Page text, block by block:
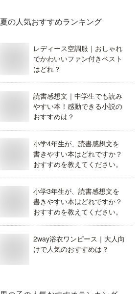
夏の人気おすすめランキング
レディース空調服｜おしゃれ
でかわいいファン付きベスト
はどれ？
読書感想文｜中学生でも読み
やすい本！感動できる小説の
おすすめは？
小学4年生が、読書感想文を
書きやすい本はどれですか？
おすすめを教えてください。
小学3年生が、読書感想文を
書きやすい本はどれですか？
おすすめを教えてください。
2way浴衣ワンピース｜大人向
けで人気のおすすめは？